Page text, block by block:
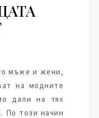
мъже и жени,
на модните
дали на тях
По този начин